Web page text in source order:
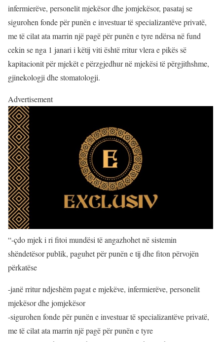
infermierëve, personelit mjekësor dhe jomjekësor, pasataj se
sigurohen fonde për punën e investuar të specializantëve privatë,
me të cilat ata marrin një pagë për punën e tyre ndërsa në fund
cekin se nga 1 janari i këtij viti është rritur vlera e pikës së
kapitacionit për mjekët e përzgjedhur në mjekësi të përgjithshme,
gjinekologji dhe stomatologji.
Advertisement
“-çdo mjek i ri fitoi mundësi të angazhohet në sistemin
shëndetësor publik, paguhet për punën e tij dhe fiton përvojën
përkatëse
-janë rritur ndjeshëm pagat e mjekëve, infermierëve, personelit
mjekësor dhe jomjekësor
-sigurohen fonde për punën e investuar të specializantëve privatë,
me të cilat ata marrin një pagë për punën e tyre